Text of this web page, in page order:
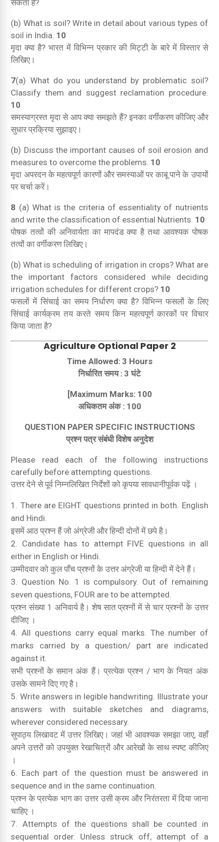
सकता है?
(b) What is soil? Write in detail about various types of
soil in India. 10
मृदा क्या है? भारत में विभिन्न प्रकार की मिट्टी के बारे में विस्तार से
लिखिए।
7(a) What do you understand by problematic soil?
Classify them and suggest reclamation procedure.
10
समस्याग्रस्त मृदा से आप क्या समझते हैं? इनका वर्गीकरण कीजिए और
सुधार प्रक्रिया सुझाइए।
(b) Discuss the important causes of soil erosion and
measures to overcome the problems. 10
मृदा अपरदन के महत्वपूर्ण कारणों और समस्याओं पर काबू पाने के उपायों
पर चर्चा करें।
8 (a) What is the criteria of essentiality of nutrients
and write the classification of essential Nutrients. 10
पोषक तत्वों की अनिवार्यता का मापदंड क्या है तथा आवश्यक पोषक
तत्वों का वर्गीकरण लिखिए।
(b) What is scheduling of irrigation in crops? What are
the important factors considered while deciding
irrigation schedules for different crops? 10
फसलों में सिंचाई का समय निर्धारण क्या है? विभिन्न फसलों के लिए
सिंचाई कार्यक्रम तय करते समय किन महत्वपूर्ण कारकों पर विचार
किया जाता है?
Agriculture Optional Paper 2
Time Allowed: 3 Hours
निर्धारित समय : 3 घंटे
[Maximum Marks: 100
अधिकतम अंक : 100
QUESTION PAPER SPECIFIC INSTRUCTIONS
प्रश्न पत्र संबंधी विशेष अनुदेश
Please read each of the following instructions
carefully before attempting questions.
उत्तर देने से पूर्व निम्नलिखित निर्देशों को कृपया सावधानीपूर्वक पढ़ें ।
There are EIGHT questions printed in both. English
and Hindi.
इसमें आठ प्रश्न हैं जो अंग्रेजी और हिन्दी दोनों में छपे है।
Candidate has to attempt FIVE questions in all
either in English or Hindi.
उम्मीदवार को कुल पाँच प्रश्नों के उत्तर अंग्रेजी या हिन्दी में देने हैं।
Question No. 1 is compulsory. Out of remaining
seven questions, FOUR are to be attempted.
प्रश्न संख्या 1 अनिवार्य है। शेष सात प्रश्नों में से चार प्रश्नों के उत्तर
दीजिए ।
All questions carry equal marks. The number of
marks carried by a question/ part are indicated
against it.
सभी प्रश्नों के समान अंक हैं। प्रत्येक प्रश्न / भाग के नियत अंक
उसके सामने दिए गए है।
Write answers in legible handwriting. Illustrate your
answers with suitable sketches and diagrams,
wherever considered necessary.
सुपाठ्य लिखावट में उत्तर लिखिए। जहां भी आवश्यक समझा जाए, वहाँ
अपने उत्तरों को उपयुक्त रेखाचित्रों और आरेखों के साथ स्पष्ट कीजिए
।
Each part of the question must be answered in
sequence and in the same continuation.
प्रश्न के प्रत्येक भाग का उत्तर उसी क्रम और निरंतरता में दिया जाना
चाहिए ।
Attempts of the questions shall be counted in
sequential order. Unless struck off, attempt of a